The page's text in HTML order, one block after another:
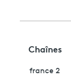
Chaînes
france 2